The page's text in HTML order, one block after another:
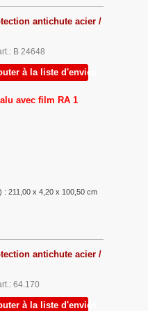
antichute acier /
B 24648
à la liste d'envies
avec film RA 1
211,00 x 4,20 x 100,50 cm
antichute acier /
64.170
à la liste d'envies